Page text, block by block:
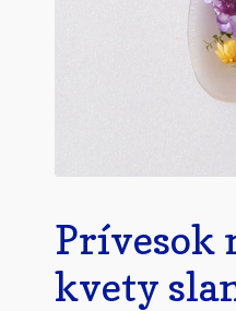
Prívesok
kvety